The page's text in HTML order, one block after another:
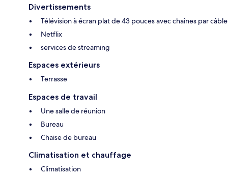
Divertissements
Télévision à écran plat de 43 pouces avec chaînes par câble
Netflix
services de streaming
Espaces extérieurs
Terrasse
Espaces de travail
Une salle de réunion
Bureau
Chaise de bureau
Climatisation et chauffage
Climatisation